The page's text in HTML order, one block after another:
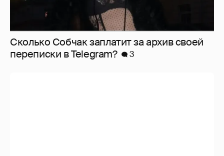
Сколько Собчак заплатит за архив своей
перeписки в Telegram?
3